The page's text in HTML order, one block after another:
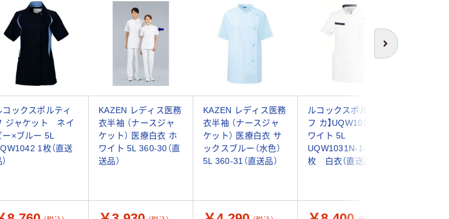
次へ
コックスポルティ
ジャケット ネイ
ー×ブルー 5L
1枚（直送
KAZEN レディス医務
衣半袖 （ナースジャ
ケット） 医療白衣 ホ
ワイト 5L 360-30（直
送品）
KAZEN レディス医務
衣半袖 （ナースジャ
ケット） 医療白衣 サ
ックスブルー（水色）
5L 360-31（直送品）
ルコックスポルティ
フ カ】UQW1031 1 ホ
ワイト 5L
UQW1031N-1-5L 1
枚 白衣（直送品）